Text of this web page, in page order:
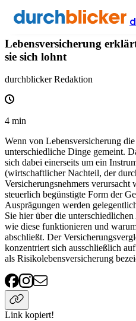
Wissen Versicherung
Lebensversicherung
sie sich lohnt
durchblicker Redaktion
4 min
Wenn von Lebensversicherung
unterschiedliche Dinge gemeint.
sich dabei einerseits um ein
(wirtschaftlicher Nachteil, der
Versicherungsnehmers verursacht
steuerlich begünstigte Form der
Ausprägungen werden
Sie hier über die
wie diese funktionieren und
abschließt. Der
konzentriert sich ausschließlich
als Risikolebensversicherung
Link kopiert!